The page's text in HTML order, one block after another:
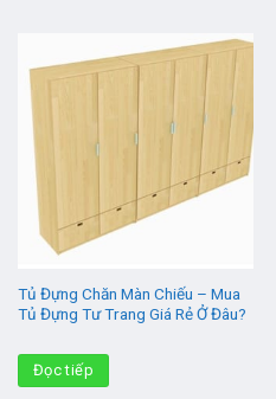
Tủ Đựng Chăn Màn Chiếu – Mua
Tủ Đựng Tư Trang Giá Rẻ Ở Đâu?
Đọc tiếp